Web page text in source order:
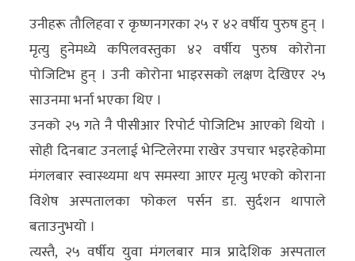
अन्य
क्लिक
खबर
विशेष
राशिफल
फोटो
ग्यालरी
उनीहरू तौलिहवा र कृष्णनगरका २५ र ४२ वर्षीय पुरुष हुन् ।
मृत्यु हुनेमध्ये कपिलवस्तुका ४२ वर्षीय पुरुष कोरोना
पोजिटिभ हुन् । उनी कोरोना भाइरसको लक्षण देखिएर २५
साउनमा भर्ना भएका थिए ।
उनको २५ गते नै पीसीआर रिपोर्ट पोजिटिभ आएको थियो ।
सोही दिनबाट उनलाई भेन्टिलेरमा राखेर उपचार भइरहेकोमा
मंगलबार स्वास्थ्यमा थप समस्या आएर मृत्यु भएको कोराना
विशेष अस्पतालका फोकल पर्सन डा. सुर्दशन थापाले
बताउनुभयो ।
त्यस्तै, २५ वर्षीय युवा मंगलबार मात्र प्रादेशिक अस्पताल